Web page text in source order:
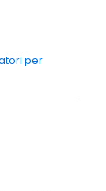
per